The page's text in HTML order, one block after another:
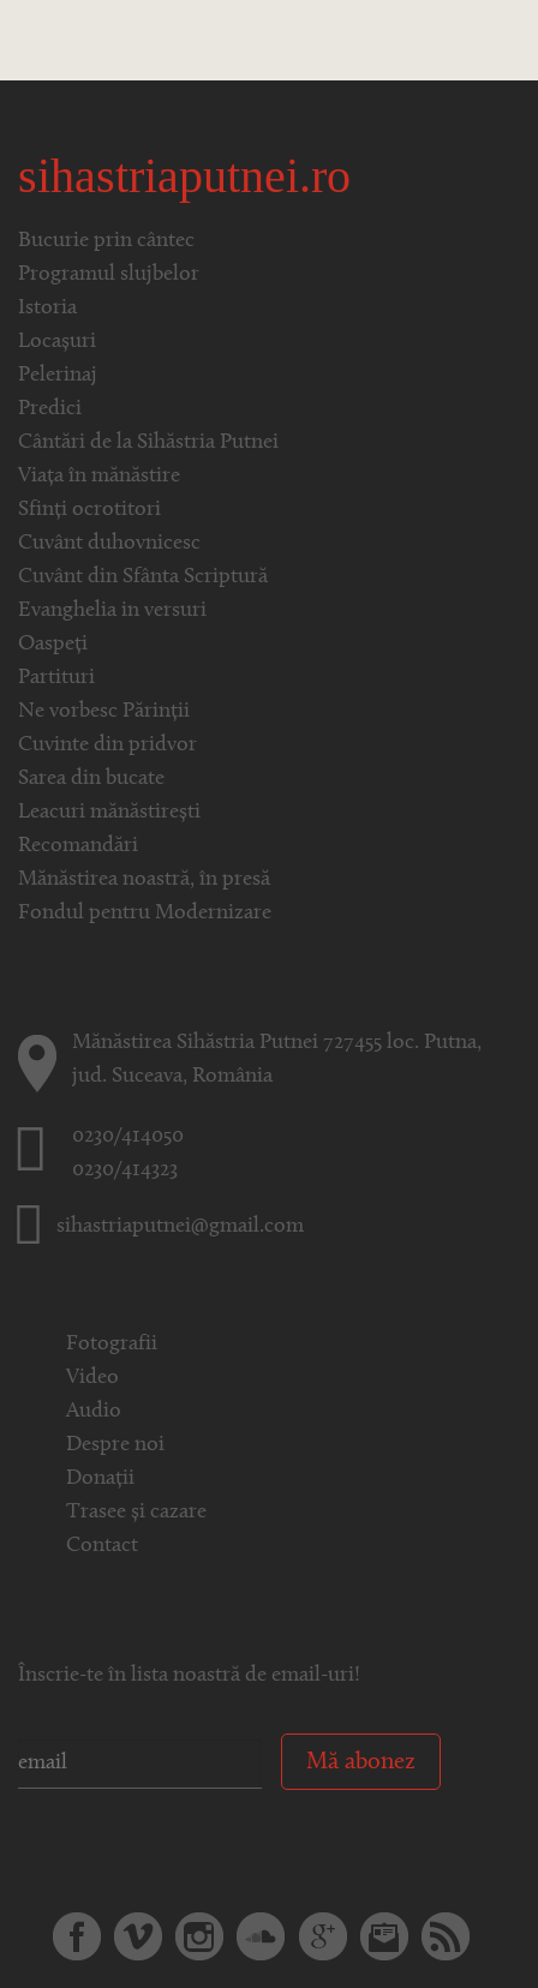
sihastriaputnei.ro
Bucurie prin cântec
Programul slujbelor
Istoria
Locașuri
Pelerinaj
Predici
Cântări de la Sihăstria Putnei
Viața în mănăstire
Sfinți ocrotitori
Cuvânt duhovnicesc
Cuvânt din Sfânta Scriptură
Evanghelia in versuri
Oaspeți
Partituri
Ne vorbesc Părinții
Cuvinte din pridvor
Sarea din bucate
Leacuri mănăstirești
Recomandări
Mănăstirea noastră, în presă
Fondul pentru Modernizare
Mănăstirea Sihăstria Putnei 727455 loc. Putna,
jud. Suceava, România
0230/414050
0230/414323
sihastriaputnei@gmail.com
Fotografii
Video
Audio
Despre noi
Donații
Trasee și cazare
Contact
Înscrie-te în lista noastră de email-uri!
Mă abonez